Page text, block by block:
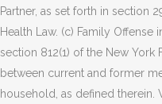
Partner, as set forth in section
Health Law. (c) Family
section 812(1) of the New York
between current and former
household, as defined therein.